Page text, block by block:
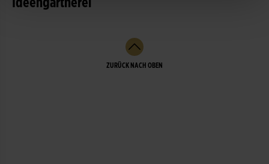
Ideengärtnerei
ZURÜCK NACH OBEN